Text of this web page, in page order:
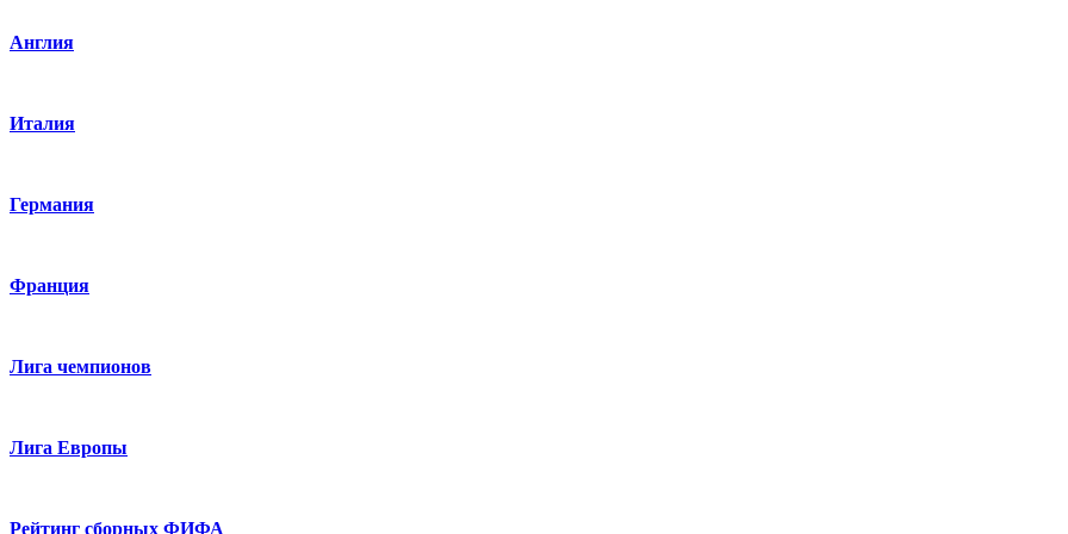
Англия
Италия
Германия
Франция
Лига чемпионов
Лига Европы
Рейтинг сборных ФИФА